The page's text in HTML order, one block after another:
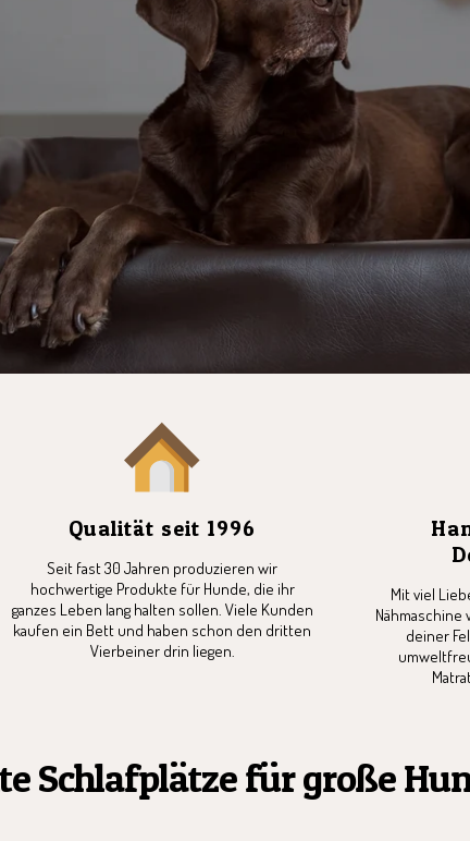
Qualität seit 1996
Seit fast 30 Jahren produzieren wir
hochwertige Produkte für Hunde, die ihr
ganzes Leben lang halten sollen. Viele Kunden
kaufen ein Bett und haben schon den dritten
Vierbeiner drin liegen.
Mit viel
deiner
Schlafplätze für große